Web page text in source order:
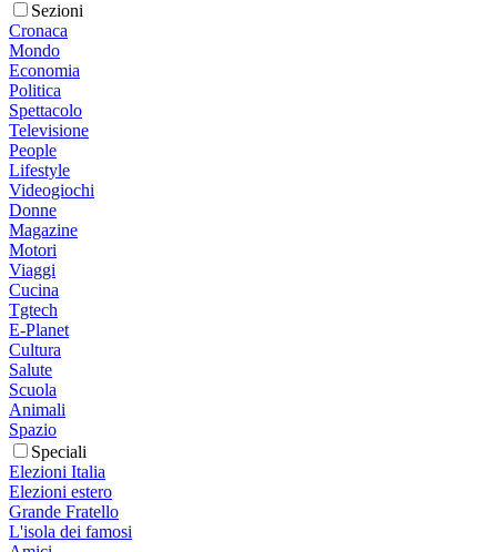
Sezioni
Cronaca
Mondo
Economia
Politica
Spettacolo
Televisione
People
Lifestyle
Videogiochi
Donne
Magazine
Motori
Viaggi
Cucina
Tgtech
E-Planet
Cultura
Salute
Scuola
Animali
Spazio
Speciali
Elezioni Italia
Elezioni estero
Grande Fratello
L'isola dei famosi